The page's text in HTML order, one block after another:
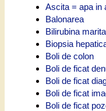
Ascita = apa in
Balonarea
Bilirubina marita
Biopsia
Boli de colon
Boli de ficat
Boli de ficat
Boli de ficat
Boli de ficat